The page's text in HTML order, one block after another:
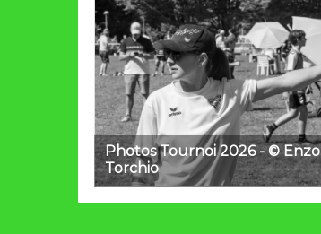
Photos Tournoi 2026 - © Enzo
Torchio